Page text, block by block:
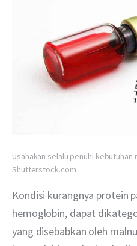
Usahakan selalu penuhi kebutuhan
Shutterstock.com
Kondisi kurangnya protein
hemoglobin, dapat
yang disebabkan oleh